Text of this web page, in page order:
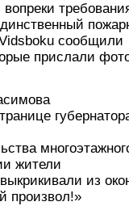
сообщили
прислали
жители
из
произвол!»